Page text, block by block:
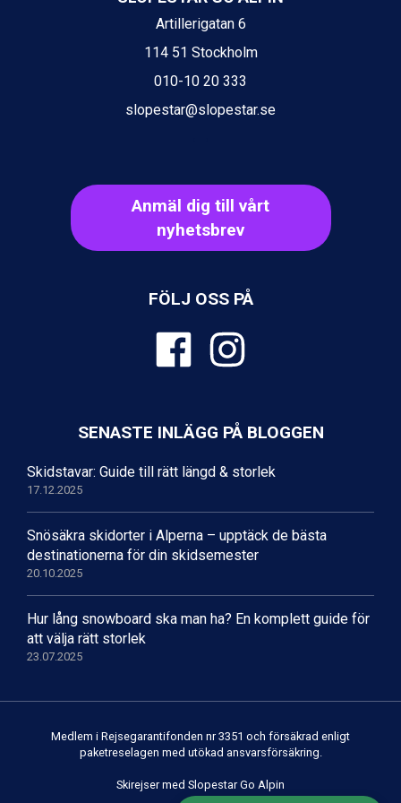
Zell am See från 6.295 kr.
Canazei från 7.195 kr.
Ponte di Legno från 7.395 kr.
Bad Gastein från 6.295 kr.
La Thuile från 7.045 kr.
Cervinia från 8.245 kr.
Passo Tonale från 5.895 kr.
Bad Hofgastein från 8.595 kr.
Champoluc från 5.945 kr.
Wagrain från 7.095 kr.
Fieberbrunn från 9.645 kr.
St. Anton från 11.245 kr.
Zell am See från 6.295 kr.
Canazei från 7.195 kr.
Livigno från 5.595 kr.
Sauze dOulx från 6.145 kr.
Alleghe från 8.545 kr.
Arabba från 11.045 kr.
La Thuile från 7.045 kr.
Cervinia från 8.245 kr.
Passo Tonale från 5.895 kr.
Bad Hofgastein från 8.595 kr.
Sölden från 12.995 kr.
Sestriere från 6.945 kr.
Wagrain från 7.095 kr.
Fieberbrunn från 9.645 kr.
Ischgl från 11.295 kr.
Artillerigatan 6
114 51 Stockholm
010-10 20 333
slopestar@slopestar.se
Anmäl dig till vårt
nyhetsbrev
FÖLJ OSS PÅ
SENASTE INLÄGG PÅ BLOGGEN
Skidstavar: Guide till rätt längd & storlek
17.12.2025
Snösäkra skidorter i Alperna – upptäck de bästa
destinationerna för din skidsemester
20.10.2025
Hur lång snowboard ska man ha? En komplett guide för
att välja rätt storlek
23.07.2025
Medlem i Rejsegarantifonden nr 3351 och försäkrad enligt
paketreselagen med utökad ansvarsförsäkring.
Skirejser med Slopestar Go Alpin